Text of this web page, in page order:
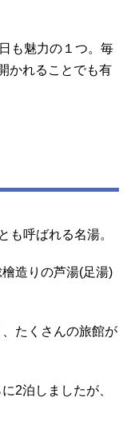
も魅力の１つ。毎
かれることでも有
も呼ばれる名湯。
造りの芦湯(足湯)
たくさんの旅館が
2泊しましたが、